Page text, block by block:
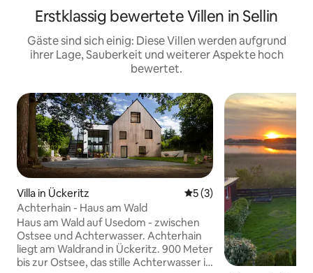
Erstklassig bewertete Villen in Sellin
Gäste sind sich einig: Diese Villen werden aufgrund
ihrer Lage, Sauberkeit und weiterer Aspekte hoch
bewertet.
Villa in Ückeritz Durchschnittliche
5 (3)
Achterhain - Haus am Wald
Haus am Wald auf Usedom - zwischen
Ostsee und Achterwasser. Achterhain
liegt am Waldrand in Ückeritz. 900 Meter
bis zur Ostsee, das stille Achterwasser in